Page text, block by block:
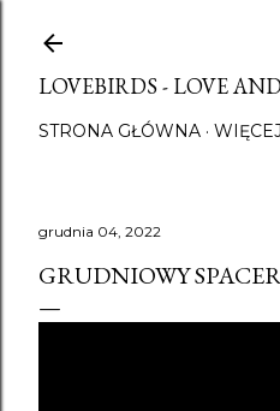
LOVEBIRDS - LOVE
STRONA GŁÓWNA
grudnia 04, 2022
GRUDNIOWY